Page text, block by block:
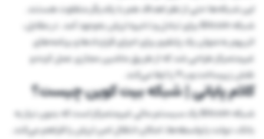
این شبکه‌ها حتی از نظر اهداف هم با یکدیگر متفاوت هستند.
شبکه Bitcoin برای تبادل و ذخیره ارزش به‌وجود آمد. در مقابل،
اتریوم به‌عنوان یک پلتفرم برای اجرای قرارداد‌ها و برنامه‌های
غیرمتمرکز طراحی شد که از طریق ماشین مجازی عمل کرده و
نقش زیرساخت وب۳ را ایفا می‌کند.
کلام پایانی | شبکه بیت کوین چیست؟
شبکه Bitcoin یک سیستم مالی غیرمتمرکز است که بدون نیاز به
بانک، دولت یا واسطه‌ها، امکان انتقال امن ارزش را فراهم می‌کند.